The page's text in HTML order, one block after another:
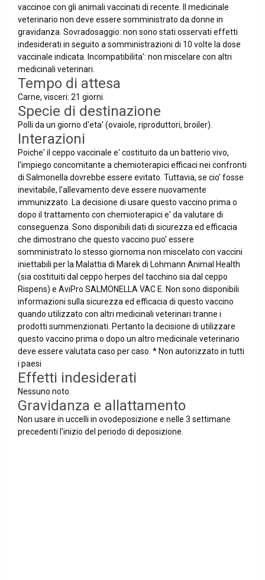
vaccinoe con gli animali vaccinati di recente. Il medicinale
veterinario non deve essere somministrato da donne in
gravidanza. Sovradosaggio: non sono stati osservati effetti
indesiderati in seguito a somministrazioni di 10 volte la dose
vaccinale indicata. Incompatibilita': non miscelare con altri
medicinali veterinari.
Tempo di attesa
Carne, visceri: 21 giorni.
Specie di destinazione
Polli da un giorno d'eta' (ovaiole, riproduttori, broiler).
Interazioni
Poiche' il ceppo vaccinale e' costituito da un batterio vivo,
l'impiego concomitante a chemioterapici efficaci nei confronti
di Salmonella dovrebbe essere evitato. Tuttavia, se cio' fosse
inevitabile, l'allevamento deve essere nuovamente
immunizzato. La decisione di usare questo vaccino prima o
dopo il trattamento con chemioterapici e' da valutare di
conseguenza. Sono disponibili dati di sicurezza ed efficacia
che dimostrano che questo vaccino puo' essere
somministrato lo stesso giornoma non miscelato con vaccini
iniettabili per la Malattia di Marek di Lohmann Animal Health
(sia costituiti dal ceppo herpes del tacchino sia dal ceppo
Rispens) e AviPro SALMONELLA VAC E. Non sono disponibili
informazioni sulla sicurezza ed efficacia di questo vaccino
quando utilizzato con altri medicinali veterinari tranne i
prodotti summenzionati. Pertanto la decisione di utilizzare
questo vaccino prima o dopo un altro medicinale veterinario
deve essere valutata caso per caso. * Non autorizzato in tutti
i paesi
Effetti indesiderati
Nessuno noto.
Gravidanza e allattamento
Non usare in uccelli in ovodeposizione e nelle 3 settimane
precedenti l'inizio del periodo di deposizione.